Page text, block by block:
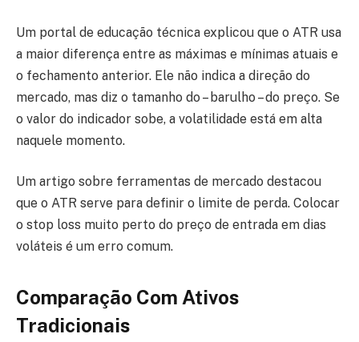
Um portal de educação técnica explicou que o ATR usa
a maior diferença entre as máximas e mínimas atuais e
o fechamento anterior. Ele não indica a direção do
mercado, mas diz o tamanho do – barulho – do preço. Se
o valor do indicador sobe, a volatilidade está em alta
naquele momento.
Um artigo sobre ferramentas de mercado destacou
que o ATR serve para definir o limite de perda. Colocar
o stop loss muito perto do preço de entrada em dias
voláteis é um erro comum.
Comparação Com Ativos
Tradicionais